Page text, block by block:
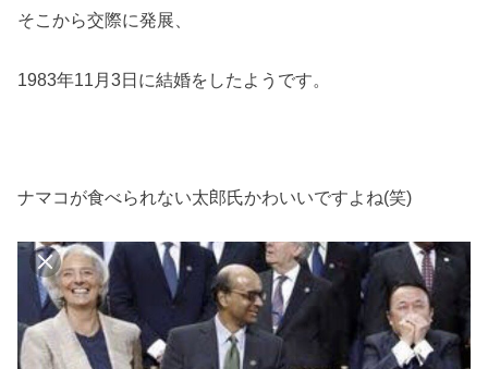
そこから交際に発展、
1983年11月3日に結婚をしたようです。
ナマコが食べられない太郎氏かわいいですよね(笑)